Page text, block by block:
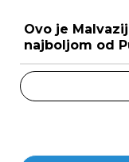
Ovo je
najboljom od